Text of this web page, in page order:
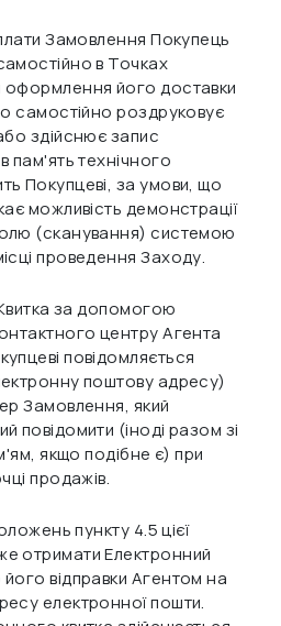
Замовлення Покупець
в Точках
його доставки
самостійно роздруковує
здійснює запис
пам'ять технічного
Покупцеві, за умови, що
можливість демонстрації
(сканування) системою
проведення Заходу.
за допомогою
центру Агента
повідомляється
поштову адресу)
Замовлення, який
повідомити (іноді разом зі
якщо подібне є) при
продажів.
пункту 4.5 цієї
отримати Електронний
відправки Агентом на
електронної пошти.